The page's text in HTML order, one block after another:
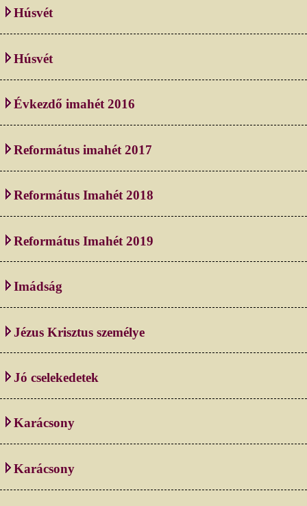
Húsvét
Húsvét
Évkezdő imahét 2016
Református imahét 2017
Református Imahét 2018
Református Imahét 2019
Imádság
Jézus Krisztus személye
Jó cselekedetek
Karácsony
Karácsony